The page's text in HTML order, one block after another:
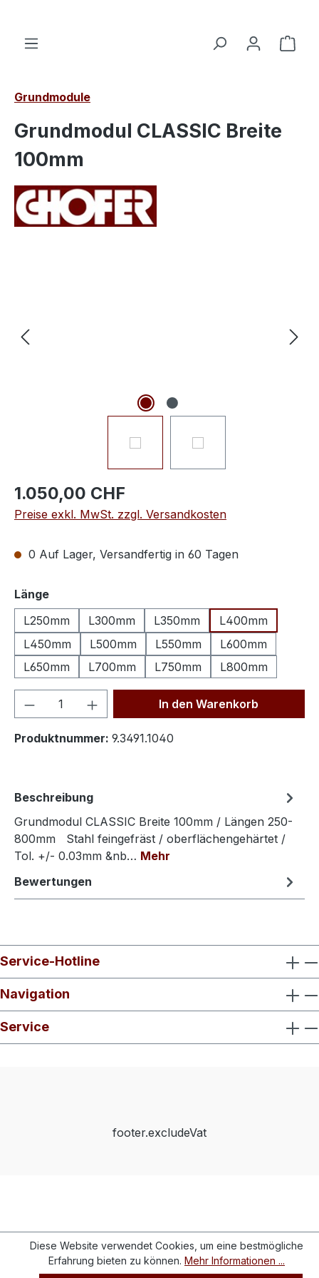
Grundmodule
Grundmodul CLASSIC Breite
100mm
1.050,00 CHF
Preise exkl. MwSt. zzgl. Versandkosten
0 Auf Lager, Versandfertig in 60 Tagen
Längeauswählen
L250mm
L300mm L350mm
L400mm
L450mm
L500mm L550mm
L600mm
L650mm
L700mm L750mm L800mm
Produkt Anzahl: Gib denIn den Warenkorb
Produktnummer: 9.3491.1040
Beschreibung
Grundmodul CLASSIC Breite 100mm / Längen 250-
800mm Stahl feingefräst / oberflächengehärtet /
Tol. +/- 0.03mm &nb… Mehr
Bewertungen
Service-Hotline
Navigation
Service
footer.excludeVat
Diese Website verwendet Cookies, um eine bestmögliche
Erfahrung bieten zu können. Mehr Informationen ...